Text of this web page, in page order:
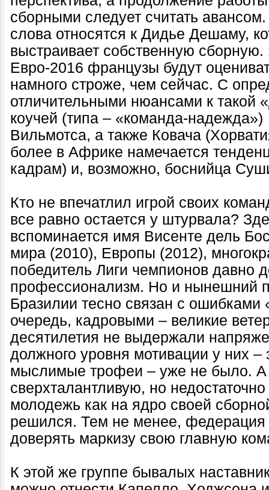
сборными следует считать
слова относятся к Дидье Дешаму,
выстраивает собственную
Евро-2016 французы будут
намного строже, чем сейчас. С
отличительными нюансами к такой
коучей (типа – «команда-надежда»)
Вильмотса, а также Ковача
более в Африке намечается
кадрам) и, возможно, боснийца
Кто не впечатлил игрой своих
все равно остается у штурвала?
вспоминается имя Висенте дель
мира (2010), Европы (2012),
победитель Лиги чемпионов давно
профессионализм. Но и нынешний
Бразилии тесно связан с ошибками
очередь, кадровыми – великие
десятилетия не выдержали
должного уровня мотивации у них –
мыслимые трофеи – уже не было. А
сверхталантливую, но
молодежь как на ядро своей
решился. Тем не менее, федерация
доверять маркизу свою главную
К этой же группе бывалых